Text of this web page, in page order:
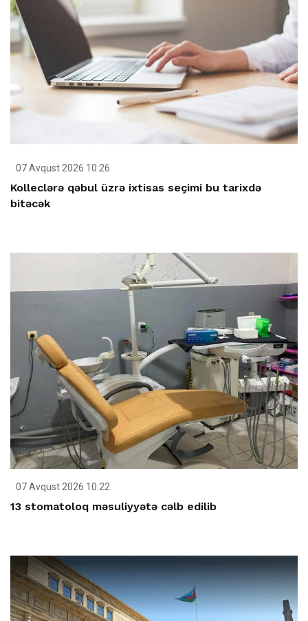
07 Avqust 2026 10:26
Kolleclərə qəbul üzrə ixtisas seçimi bu tarixdə
bitəcək
07 Avqust 2026 10:22
13 stomatoloq məsuliyyətə cəlb edilib